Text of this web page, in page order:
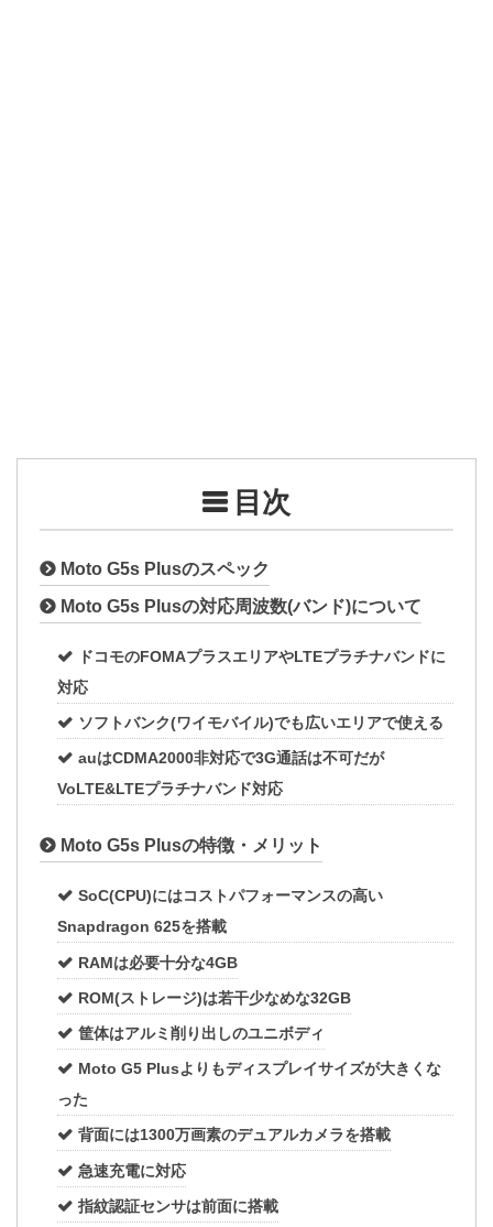
目次
Moto G5s Plusのスペック
Moto G5s Plusの対応周波数(バンド)について
ドコモのFOMAプラスエリアやLTEプラチナバンドに
対応
ソフトバンク(ワイモバイル)でも広いエリアで使える
auはCDMA2000非対応で3G通話は不可だが
VoLTE&LTEプラチナバンド対応
Moto G5s Plusの特徴・メリット
SoC(CPU)にはコストパフォーマンスの高い
Snapdragon 625を搭載
RAMは必要十分な4GB
ROM(ストレージ)は若干少なめな32GB
筐体はアルミ削り出しのユニボディ
Moto G5 Plusよりもディスプレイサイズが大きくな
った
背面には1300万画素のデュアルカメラを搭載
急速充電に対応
指紋認証センサは前面に搭載